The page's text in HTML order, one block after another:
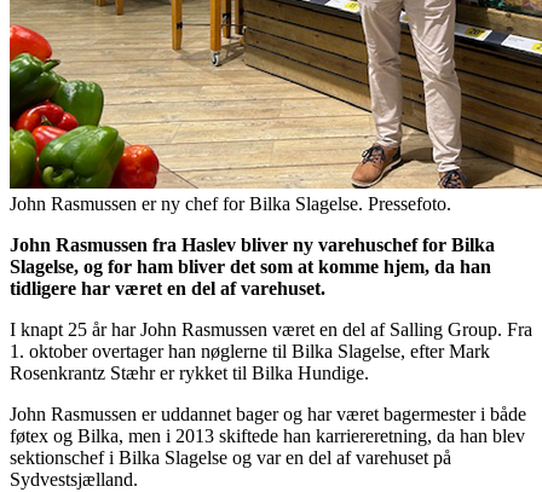
John Rasmussen er ny chef for Bilka Slagelse. Pressefoto.
John Rasmussen fra Haslev bliver ny varehuschef for Bilka
Slagelse, og for ham bliver det som at komme hjem, da han
tidligere har været en del af varehuset.
I knapt 25 år har John Rasmussen været en del af Salling Group. Fra
1. oktober overtager han nøglerne til Bilka Slagelse, efter Mark
Rosenkrantz Stæhr er rykket til Bilka Hundige.
John Rasmussen er uddannet bager og har været bagermester i både
føtex og Bilka, men i 2013 skiftede han karriereretning, da han blev
sektionschef i Bilka Slagelse og var en del af varehuset på
Sydvestsjælland.